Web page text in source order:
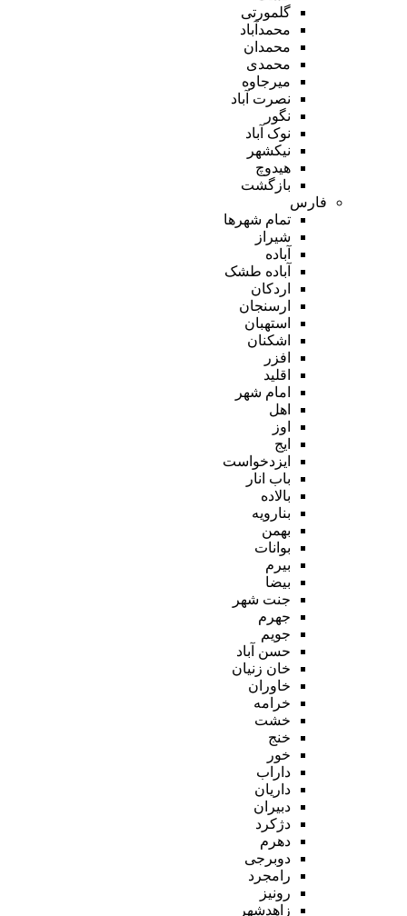
گلمورتی
محمدآباد
محمدان
محمدی
میرجاوه
نصرت آباد
نگور
نوک آباد
نیکشهر
هیدوچ
بازگشت
فارس
تمام شهر‌ها
شیراز
آباده
آباده طشک
اردکان
ارسنجان
استهبان
اشکنان
افزر
اقلید
امام شهر
اهل
اوز
ایج
ایزدخواست
باب انار
بالاده
بنارویه
بهمن
بوانات
بیرم
بیضا
جنت شهر
جهرم
جویم
حسن آباد
خان زنیان
خاوران
خرامه
خشت
خنج
خور
داراب
داریان
دبیران
دژکرد
دهرم
دوبرجی
رامجرد
رونیز
زاهدشهر